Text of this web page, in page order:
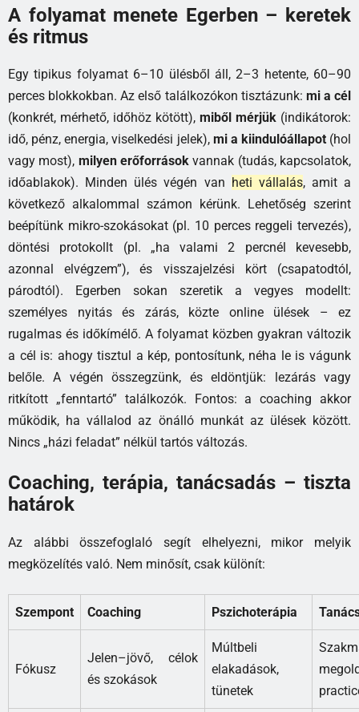
A folyamat menete Egerben – keretek
és ritmus
Egy tipikus folyamat 6–10 ülésből áll, 2–3 hetente, 60–90
perces blokkokban. Az első találkozókon tisztázunk: mi a cél
(konkrét, mérhető, időhöz kötött), miből mérjük (indikátorok:
idő, pénz, energia, viselkedési jelek), mi a kiindulóállapot(hol
vagy most), milyen erőforrások vannak (tudás, kapcsolatok,
időablakok). Minden ülés végén van heti vállalás, amit a
következő alkalommal számon kérünk. Lehetőség szerint
beépítünk mikro-szokásokat (pl. 10 perces reggeli tervezés),
döntési protokollt (pl. „ha valami 2 percnél kevesebb,
azonnal elvégzem”), és visszajelzési kört (csapatodtól,
párodtól). Egerben sokan szeretik a vegyes modellt:
személyes nyitás és zárás, közte online ülések – ez
rugalmas és időkímélő. A folyamat közben gyakran változik
a cél is: ahogy tisztul a kép, pontosítunk, néha le is vágunk
belőle. A végén összegzünk, és eldöntjük: lezárás vagy
ritkított „fenntartó” találkozók. Fontos: a coaching akkor
működik, ha vállalod az önálló munkát az ülések között.
Nincs „házi feladat” nélkül tartós változás.
Coaching, terápia, tanácsadás – tiszta
határok
Az alábbi összefoglaló segít elhelyezni, mikor melyik
megközelítés való. Nem minősít, csak különít:
Szempont Coaching Pszichoterápia
Fókusz
Jelen–jövő, célok
és szokások
Múltbeli
elakadások,
tünetek